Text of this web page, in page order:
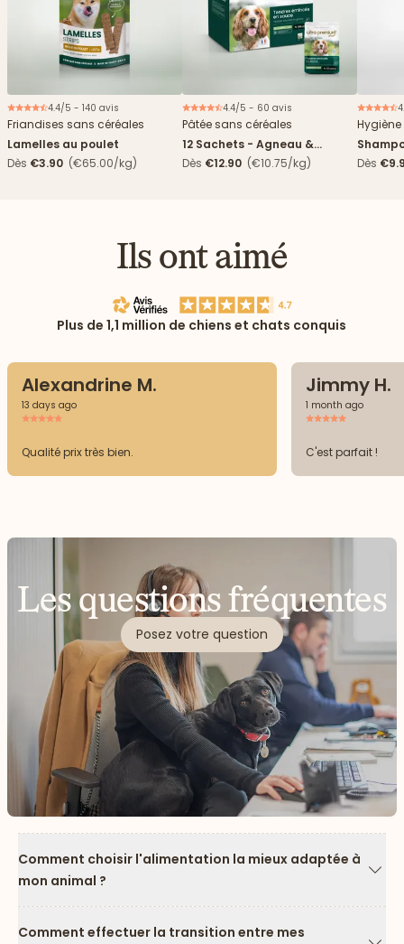
4.4/5 - 140 avis
Friandises sans céréales
Lamelles au poulet
Dès €3.90 (€65.00/kg)
4.4/5 - 60 avis
Pâtée sans céréales
12 Sachets - Agneau &
haricots verts
Dès €12.90 (€10.75/kg)
Dès
Ils ont aimé
Plus de 1,1 million de chiens et chats conquis
Alexandrine M.
13 days ago
Qualité prix très bien.
Jimmy H.
1 month ago
C'est parfait !
Les questions fréquentes
Posez votre question
Comment choisir l'alimentation la mieux adaptée à
mon animal ?
Comment effectuer la transition entre mes